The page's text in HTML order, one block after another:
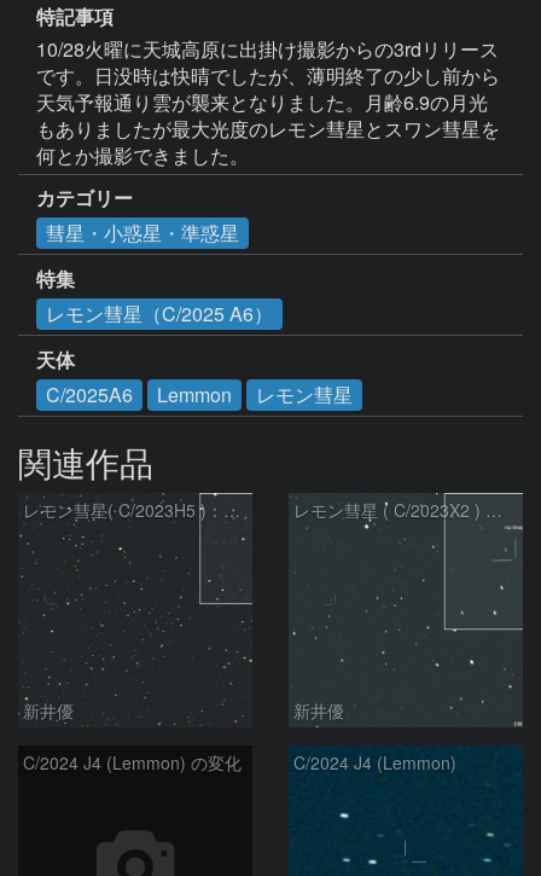
特記事項
10/28火曜に天城高原に出掛け撮影からの3rdリリース
です。日没時は快晴でしたが、薄明終了の少し前から
天気予報通り雲が襲来となりました。月齢6.9の月光
もありましたが最大光度のレモン彗星とスワン彗星を
何とか撮影できました。
カテゴリー
彗星・小惑星・準惑星
特集
レモン彗星（C/2025 A6）
天体
C/2025A6
Lemmon レモン彗星
関連作品
レモン彗星( C/2023H5 )：2026/05/20
新井優
レモン彗星 ( C/2023X2 ) の予報位置：2026/05/29
新井優
C/2024 J4 (Lemmon) の変化 C/2024 J4 (Lemmon)